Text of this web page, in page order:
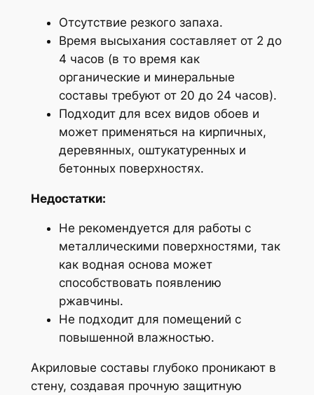
Отсутствие резкого запаха.
Время высыхания составляет от 2 до
4 часов (в то время как
органические и минеральные
составы требуют от 20 до 24 часов).
Подходит для всех видов обоев и
может применяться на кирпичных,
деревянных, оштукатуренных и
бетонных поверхностях.
Недостатки:
Не рекомендуется для работы с
металлическими поверхностями, так
как водная основа может
способствовать появлению
ржавчины.
Не подходит для помещений с
повышенной влажностью.
Акриловые составы глубоко проникают в
стену, создавая прочную защитную